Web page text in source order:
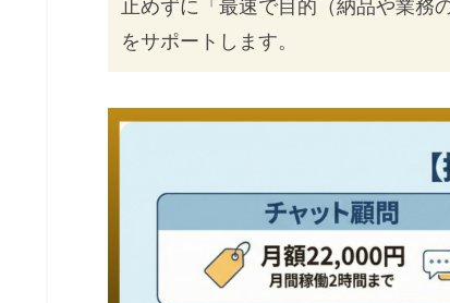
止めずに「最速で目的（納品や業務
をサポートします。